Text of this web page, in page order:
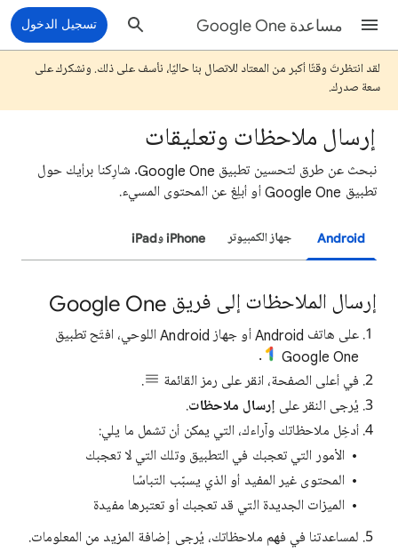
مساعدة Google One تسجيل الدخول
لقد انتظرتَ وقتًا أكبر من المعتاد للاتصال بنا حاليًا، نأسف على ذلك. ونشكرك على
سعة صدرك.
إرسال ملاحظات وتعليقات
نبحث عن طرق لتحسين تطبيق Google One. شارِكنا برأيك حول
تطبيق Google One أو أبلِغ عن المحتوى المسيء.
Android جهاز الكمبيوتر iPhone وiPad
إرسال الملاحظات إلى فريق Google One
على هاتف Android أو جهاز Android اللوحي، افتَح تطبيق
Google One
.
في أعلى الصفحة، انقر على رمز القائمة
.
يُرجى النقر على إرسال ملاحظات.
أدخِل ملاحظاتك وآراءك، التي يمكن أن تشمل ما يلي:
الأمور التي تعجبك في التطبيق وتلك التي لا تعجبك
المحتوى غير المفيد أو الذي يسبّب التباسًا
الميزات الجديدة التي قد تعجبك أو تعتبرها مفيدة
لمساعدتنا في فهم ملاحظاتك، يُرجى إضافة المزيد من المعلومات.